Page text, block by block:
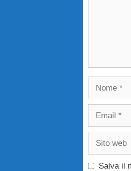
Nome
Email
Sito
Salva il